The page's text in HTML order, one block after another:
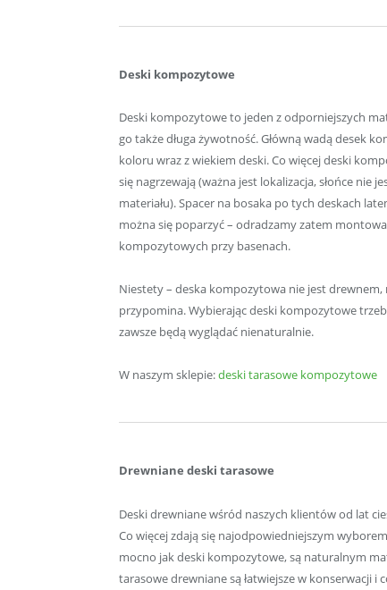
Deski kompozytowe
Deski kompozytowe to jeden z odporniejszych
go także długa żywotność. Główną wadą desek
koloru wraz z wiekiem deski. Co więcej deski
się nagrzewają (ważna jest lokalizacja, słońce nie
materiału). Spacer na bosaka po tych deskach
można się poparzyć – odradzamy zatem
kompozytowych przy basenach.
Niestety – deska kompozytowa nie jest
przypomina. Wybierając deski kompozytowe
zawsze będą wyglądać nienaturalnie.
W naszym sklepie:deski tarasowe kompozytowe
Drewniane deski tarasowe
Deski drewniane wśród naszych klientów od lat
Co więcej zdają się najodpowiedniejszym
mocno jak deski kompozytowe, są naturalnym
tarasowe drewniane są łatwiejsze w konserwacji